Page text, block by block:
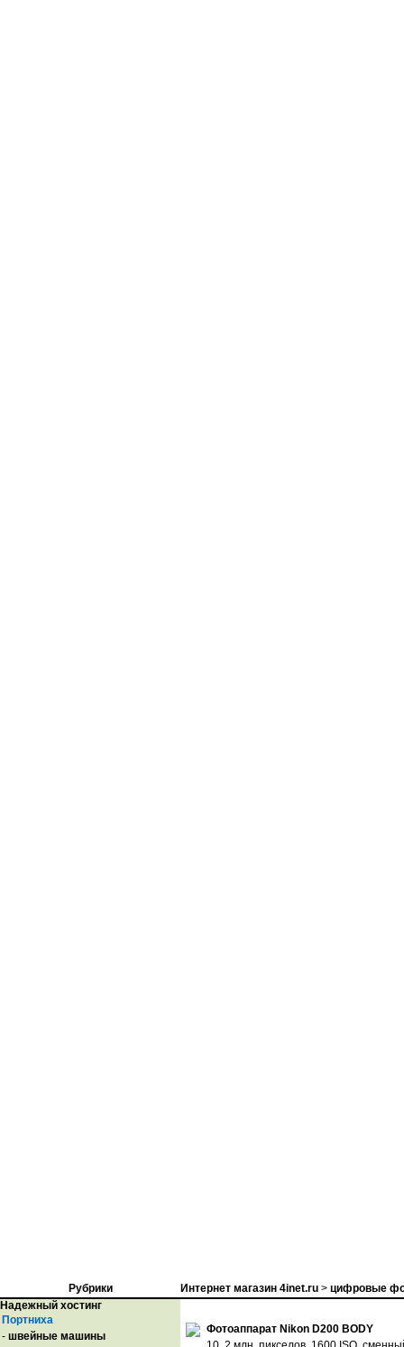
Рубрики
Надежный хостинг
Портниха
- швейные машины
Интернет магазин 4inet.ru > цифровые
Фотоаппарат Nikon D200 BODY